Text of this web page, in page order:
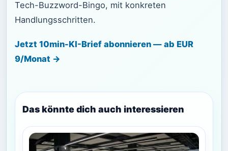
Tech-Buzzword-Bingo, mit konkreten
Handlungsschritten.
Jetzt 10min-KI-Brief abonnieren — ab EUR
9/Monat →
Das könnte dich auch interessieren